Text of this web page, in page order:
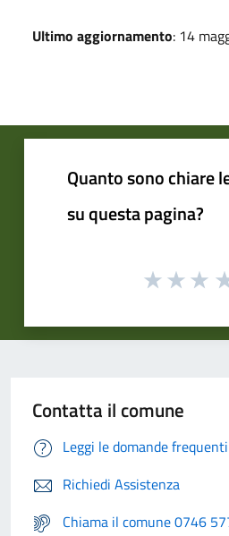
Ultimo aggiornamento: 14
Quanto sono chiare
su questa pagina?
Contatta il comune
Leggi le domande frequenti
Richiedi Assistenza
Chiama il comune 0746